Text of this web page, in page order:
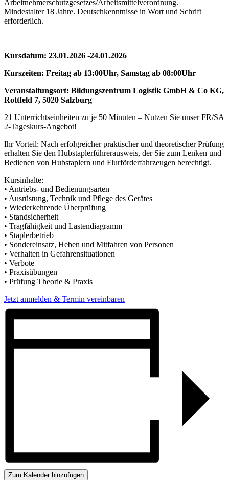
Arbeitnehmerschutzgesetzes/Arbeitsmittelverordnung.
Mindestalter 18 Jahre. Deutschkenntnisse in Wort und Schrift
erforderlich.
Kursdatum: 23.01.2026 -24.01.2026
Kurszeiten: Freitag ab 13:00Uhr, Samstag ab 08:00Uhr
Veranstaltungsort: Bildungszentrum Logistik GmbH & Co KG,
Rottfeld 7, 5020 Salzburg
21 Unterrichtseinheiten zu je 50 Minuten – Nutzen Sie unser FR/SA
2-Tageskurs-Angebot!
Ihr Vorteil: Nach erfolgreicher praktischer und theoretischer Prüfung
erhalten Sie den Hubstaplerführerausweis, der Sie zum Lenken und
Bedienen von Hubstaplern und Flurförderfahrzeugen berechtigt.
Kursinhalte:
• Antriebs- und Bedienungsarten
• Ausrüstung, Technik und Pflege des Gerätes
• Wiederkehrende Überprüfung
• Standsicherheit
• Tragfähigkeit und Lastendiagramm
• Staplerbetrieb
• Sondereinsatz, Heben und Mitfahren von Personen
• Verhalten in Gefahrensituationen
• Verbote
• Praxisübungen
• Prüfung Theorie & Praxis
Jetzt anmelden & Termin vereinbaren
Zum Kalender hinzufügen